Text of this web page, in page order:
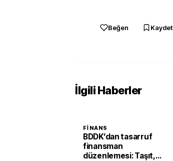
Beğen Kaydet
İlgili Haberler
FINANS
BDDK’dan tasarruf
finansman
düzenlemesi: Taşıt,